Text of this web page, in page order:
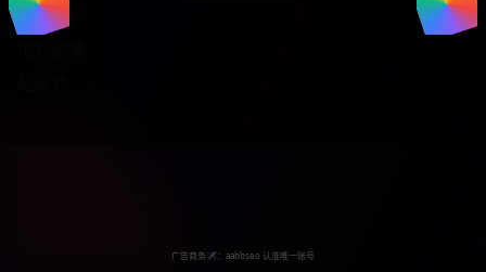
热门电影